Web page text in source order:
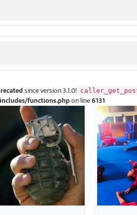
since version 3.1.0!
functions.phpon line6131